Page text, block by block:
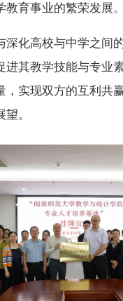
育事业的繁荣发展。
化高校与中学之间
其教学技能与专业
实现双方的互利共
。